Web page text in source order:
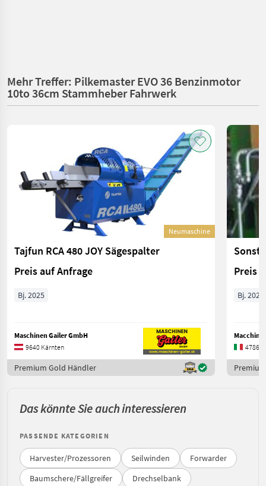
Mehr Treffer: Pilkemaster EVO 36 Benzinmotor
10to 36cm Stammheber Fahrwerk
Neumaschine
Tajfun RCA 480 JOY Sägespalter
Preis auf Anfrage
Bj. 2025
Maschinen Gailer GmbH
9640 Kärnten
Premium Gold Händler
Preis
Bj. 2022
Macchine
47864
Das könnte Sie auch interessieren
PASSENDE KATEGORIEN
Harvester/Prozessoren Seilwinden
Forwarder
Baumschere/Fällgreifer
Drechselbank